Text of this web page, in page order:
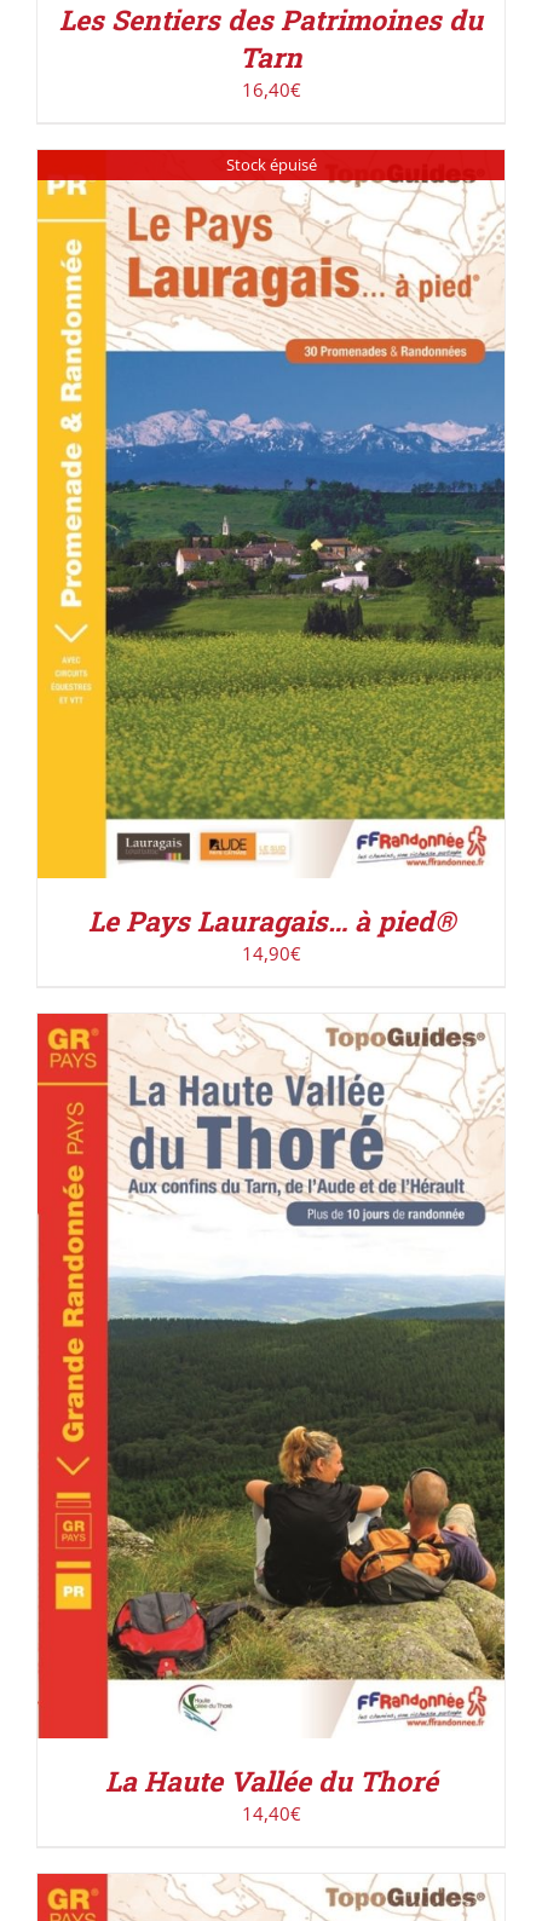
Les Sentiers des Patrimoines du
Tarn
16,40€
Stock épuisé
DÉTAILS
Le Pays Lauragais… à pied®
14,90€
ACHETER LE PRODUIT /
La Haute Vallée du Thoré
14,40€